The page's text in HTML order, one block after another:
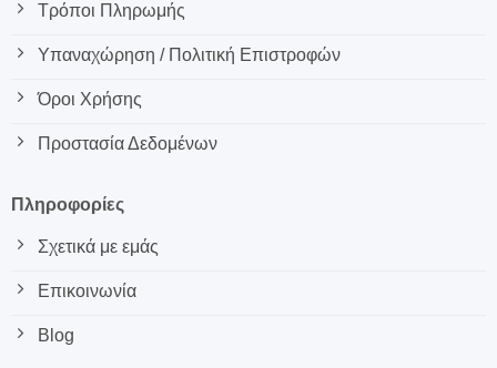
Τρόποι Πληρωμής
Υπαναχώρηση / Πολιτική Επιστροφών
Όροι Χρήσης
Προστασία Δεδομένων
Πληροφορίες
Σχετικά με εμάς
Επικοινωνία
Blog